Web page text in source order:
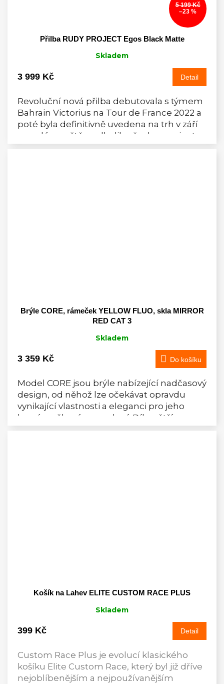
5 199 Kč
–23 %
Přilba RUDY PROJECT Egos Black Matte
Skladem
3 999 Kč Detail
Revoluční nová přilba debutovala s týmem
Bahrain Victorius na Tour de France 2022 a
poté byla definitivně uvedena na trh v září
na celém světě a odhalila všechny varianty
a...
Brýle CORE, rámeček YELLOW FLUO, skla MIRROR
RED CAT 3
Skladem
3 359 Kč Do košíku
Model CORE jsou brýle nabízející nadčasový
design, od něhož lze očekávat opravdu
vynikající vlastnosti a eleganci pro jeho
bezrámečkové provedení. Díky větším
rozměrům poskytuje...
Košík na Lahev ELITE CUSTOM RACE PLUS
Skladem
399 Kč Detail
Custom Race Plus je evolucí klasického
košíku Elite Custom Race, který byl již dříve
nejoblíbenějším a nejpoužívanějším